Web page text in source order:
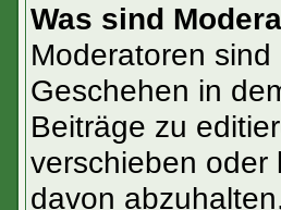
Was sind
Moderatoren
Geschehen in
Beiträge zu
verschieben oder
davon